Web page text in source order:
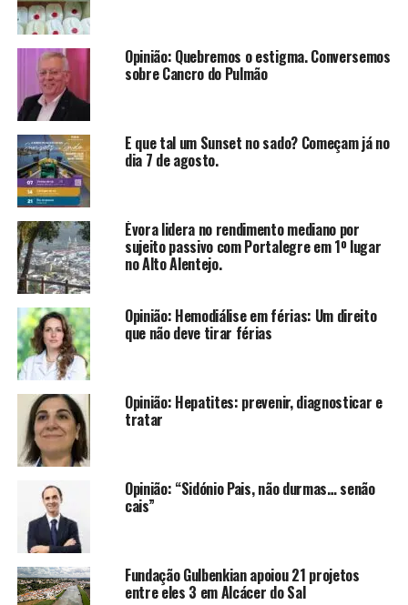
Opinião: Quebremos o estigma. Conversemos
sobre Cancro do Pulmão
E que tal um Sunset no sado? Começam já no
dia 7 de agosto.
Évora lidera no rendimento mediano por
sujeito passivo com Portalegre em 1º lugar
no Alto Alentejo.
Opinião: Hemodiálise em férias: Um direito
que não deve tirar férias
Opinião: Hepatites: prevenir, diagnosticar e
tratar
Opinião: “Sidónio Pais, não durmas… senão
cais”
Fundação Gulbenkian apoiou 21 projetos
entre eles 3 em Alcácer do Sal